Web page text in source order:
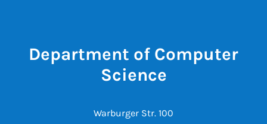
Department of Computer
Science
Warburger Str. 100